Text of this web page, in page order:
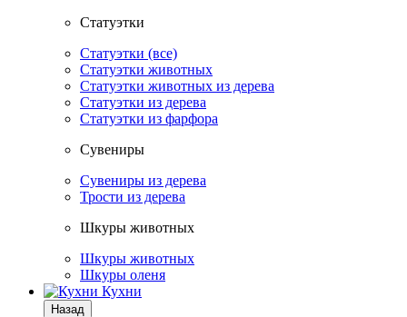
Статуэтки
Статуэтки (все)
Статуэтки животных
Статуэтки животных из дерева
Статуэтки из дерева
Статуэтки из фарфора
Сувениры
Сувениры из дерева
Трости из дерева
Шкуры животных
Шкуры животных
Шкуры оленя
Кухни
Назад